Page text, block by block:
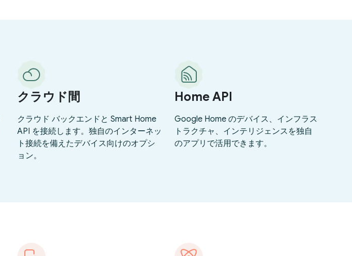
クラウド間
クラウド バックエンドと Smart Home
API を接続します。独自のインターネッ
ト接続を備えたデバイス向けのオプシ
ョン。
Home API
Google Home のデバイス、インフラス
トラクチャ、インテリジェンスを独自
のアプリで活用できます。